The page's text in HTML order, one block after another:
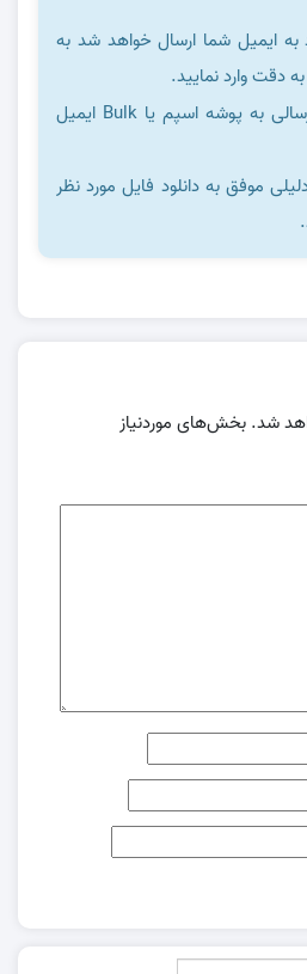
به ایمیل شما ارسال خواهد شد به
دقت وارد نمایید.
ممکن است ایمیل ارسالی به پوشه اسپم یا Bulk ایمیل
موفق به دانلود فایل مورد نظر
شد. بخش‌های موردنیاز